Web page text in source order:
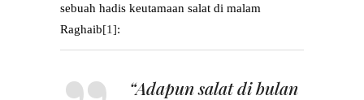
sebuah hadis keutamaan salat di malam
Raghaib[1]:
“Adapun salat di bulan